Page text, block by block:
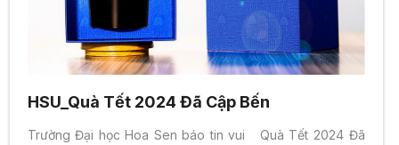
HSU_Quà Tết 2024 Đã Cập Bến
Trường Đại học Hoa Sen báo tin vui Quà Tết 2024 Đã